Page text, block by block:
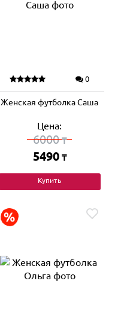
0
Женская футболка Саша
Цена:
6000₸
5490 ₸
Купить